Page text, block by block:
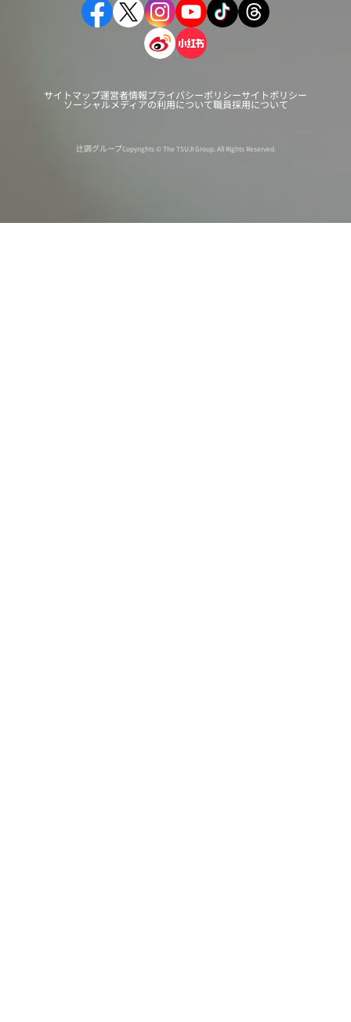
サイトマップ運営者情報プライバシーポリシーサイトポリシー
ソーシャルメディアの利用について職員採用について
辻調グループCopyrights © The TSUJI Group. All Rights Reserved.